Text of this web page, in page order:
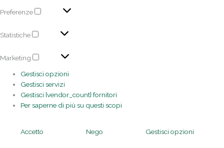
Preferenze
Statistiche
Marketing
Gestisci opzioni
Gestisci servizi
Gestisci {vendor_count} fornitori
Per saperne di più su questi scopi
Accetto Nego Gestisci opzioni